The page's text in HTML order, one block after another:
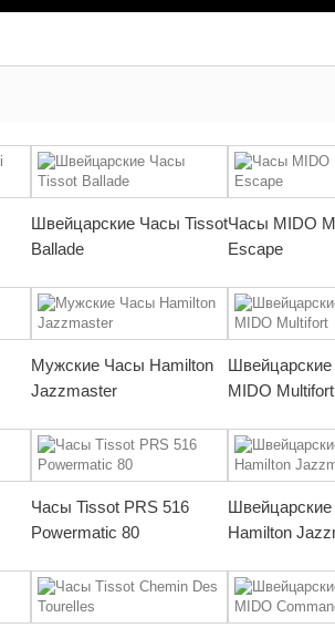
Швейцарские Часы Tissot
Ballade
Часы MIDO
Escape
Мужские Часы Hamilton
Jazzmaster
MIDO Multifort
Часы Tissot PRS 516
Powermatic 80
Hamilton